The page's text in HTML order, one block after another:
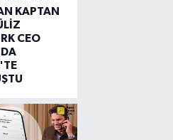
KAPTAN
CEO